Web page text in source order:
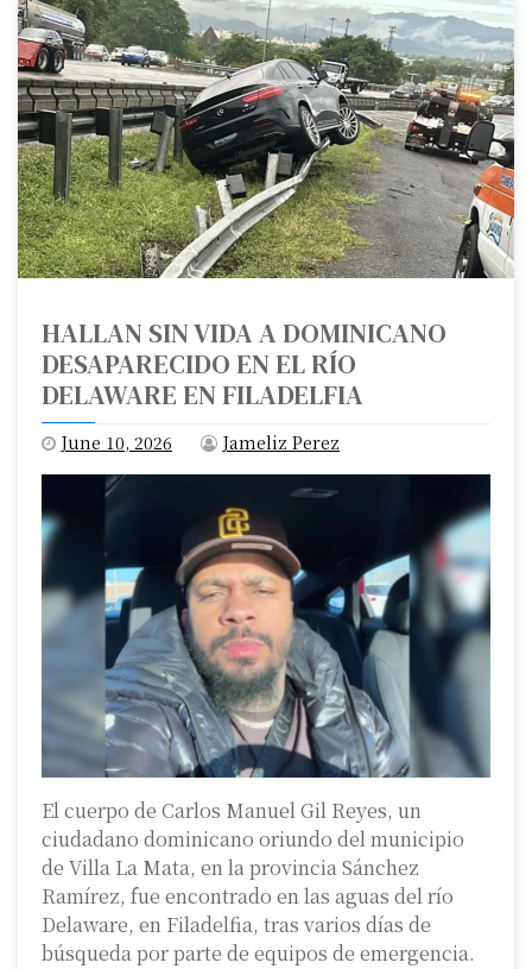
HALLAN SIN VIDA A DOMINICANO
DESAPARECIDO EN EL RÍO
DELAWARE EN FILADELFIA
June 10, 2026 Jameliz Perez
El cuerpo de Carlos Manuel Gil Reyes, un
ciudadano dominicano oriundo del municipio
de Villa La Mata, en la provincia Sánchez
Ramírez, fue encontrado en las aguas del río
Delaware, en Filadelfia, tras varios días de
búsqueda por parte de equipos de emergencia.